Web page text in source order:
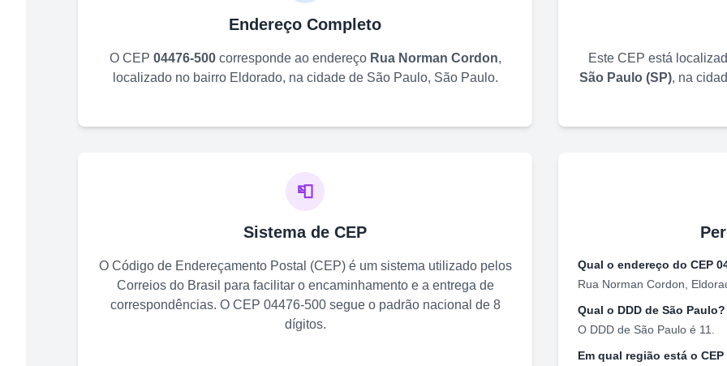
Endereço Completo
O CEP 04476-500corresponde ao endereço Rua Norman Cordon,
localizado no bairro Eldorado, na cidade de São Paulo, São Paulo.
Este CEP está
São Paulo (SP), na
📮
Sistema de CEP
O Código de Endereçamento Postal (CEP) é um sistema utilizado pelos
Correios do Brasil para facilitar o encaminhamento e a entrega de
correspondências. O CEP 04476-500segue o padrão nacional de 8
dígitos.
Qual o endereço do CEP
Rua Norman Cordon
Qual o DDD de São Paulo?
O DDD de São Paulo é 11
Em qual região está o CEP